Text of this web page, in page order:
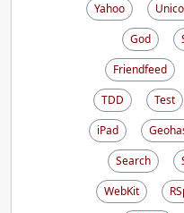
Yahoo
God
Friendfeed
TDD
Test
iPad
Search
WebKit